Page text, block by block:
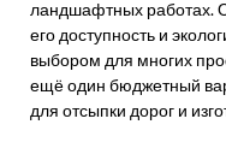
ландшафтных работах.
его доступность и
выбором для многих
ещё один бюджетный
для отсыпки дорог и